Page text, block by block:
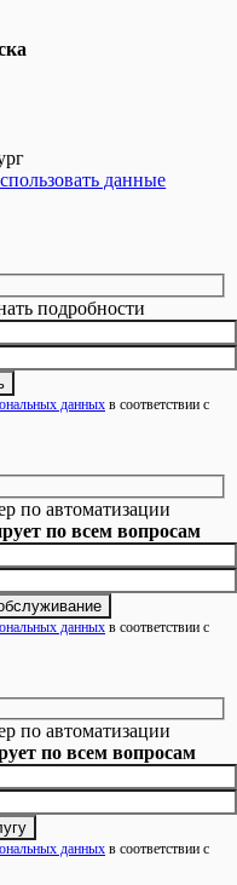
данные
подробности
данных в соответствии с
по автоматизации
по всем вопросам
данных в соответствии с
по автоматизации
по всем вопросам
данных в соответствии с